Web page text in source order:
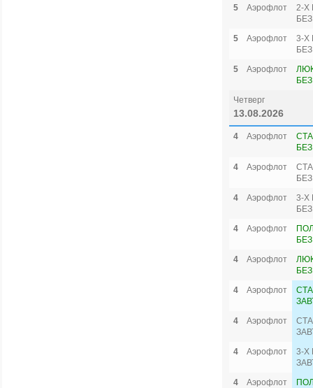
5
Аэрофлот
2-Х
5
Аэрофлот
3-Х
5
Аэрофлот
Четверг
13.08.2026
4 Аэрофлот
4
Аэрофлот
4
Аэрофлот
3-Х
4
Аэрофлот
4
Аэрофлот
4
Аэрофлот
4
Аэрофлот
4
Аэрофлот
3-Х
4
Аэрофлот